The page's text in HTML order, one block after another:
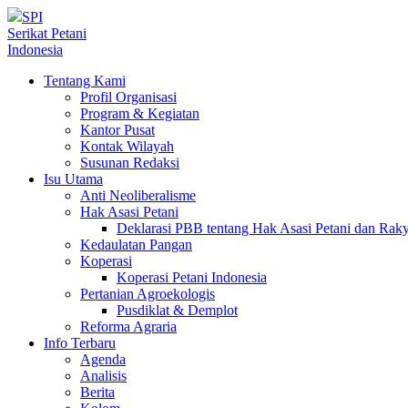
SPI
Serikat Petani
Indonesia
Tentang Kami
Profil Organisasi
Program & Kegiatan
Kantor Pusat
Kontak Wilayah
Susunan Redaksi
Isu Utama
Anti Neoliberalisme
Hak Asasi Petani
Deklarasi PBB tentang Hak Asasi Petani dan
Kedaulatan Pangan
Koperasi
Koperasi Petani Indonesia
Pertanian Agroekologis
Pusdiklat & Demplot
Reforma Agraria
Info Terbaru
Agenda
Analisis
Berita